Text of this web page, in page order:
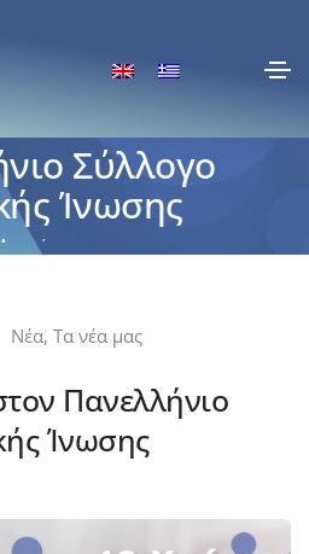
στον
Σύλλογο
Ίνωσης
Αρχική
Νέα, Τα νέα μας
Πανελλήνιο
Ίνωσης